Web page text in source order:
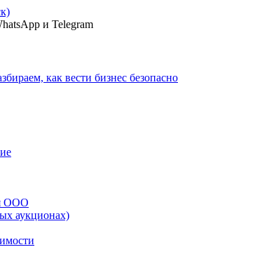
и Telegram
как вести бизнес безопасно
ООО
аукционах)